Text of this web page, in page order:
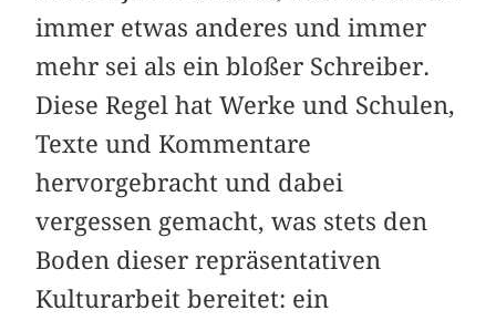
immer etwas anderes und immer
mehr sei als ein bloßer Schreiber.
Diese Regel hat Werke und Schulen,
Texte und Kommentare
hervorgebracht und dabei
vergessen gemacht, was stets den
Boden dieser repräsentativen
Kulturarbeit bereitet: ein